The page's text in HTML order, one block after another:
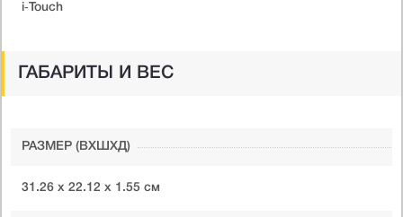
i‑Touch
ГАБАРИТЫ И ВЕС
РАЗМЕР (ВXШXД)
31.26 х 22.12 х 1.55 см